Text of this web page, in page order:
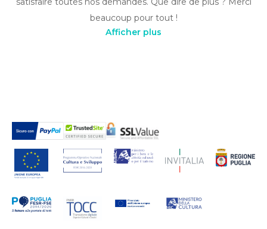
beaucoup pour tout !
Afficher plus